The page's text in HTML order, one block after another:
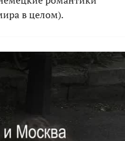
в целом).